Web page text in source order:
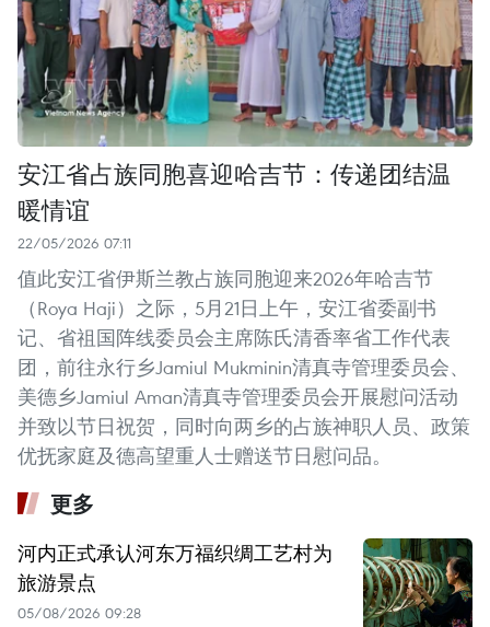
安江省占族同胞喜迎哈吉节：传递团结温
暖情谊
22/05/2026 07:11
值此安江省伊斯兰教占族同胞迎来2026年哈吉节
（Roya Haji）之际，5月21日上午，安江省委副书
记、省祖国阵线委员会主席陈氏清香率省工作代表
团，前往永行乡Jamiul Mukminin清真寺管理委员会、
美德乡Jamiul Aman清真寺管理委员会开展慰问活动
并致以节日祝贺，同时向两乡的占族神职人员、政策
优抚家庭及德高望重人士赠送节日慰问品。
更多
河内正式承认河东万福织绸工艺村为
旅游景点
05/08/2026 09:28